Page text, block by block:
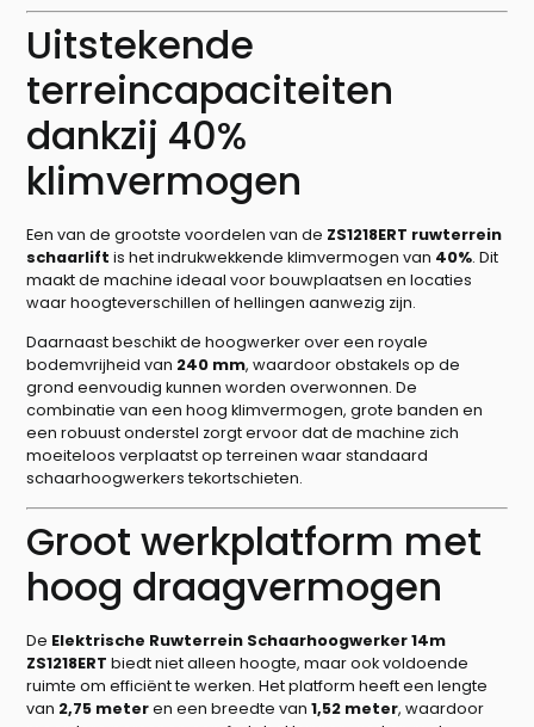
Uitstekende
terreincapaciteiten
dankzij 40%
klimvermogen
Een van de grootste voordelen van de ZS1218ERT ruwterrein
schaarlift is het indrukwekkende klimvermogen van 40%. Dit
maakt de machine ideaal voor bouwplaatsen en locaties
waar hoogteverschillen of hellingen aanwezig zijn.
Daarnaast beschikt de hoogwerker over een royale
bodemvrijheid van 240 mm, waardoor obstakels op de
grond eenvoudig kunnen worden overwonnen. De
combinatie van een hoog klimvermogen, grote banden en
een robuust onderstel zorgt ervoor dat de machine zich
moeiteloos verplaatst op terreinen waar standaard
schaarhoogwerkers tekortschieten.
Groot werkplatform met
hoog draagvermogen
De Elektrische Ruwterrein Schaarhoogwerker 14m
ZS1218ERT biedt niet alleen hoogte, maar ook voldoende
ruimte om efficiënt te werken. Het platform heeft een lengte
van 2,75 meteren een breedte van1,52 meter, waardoor